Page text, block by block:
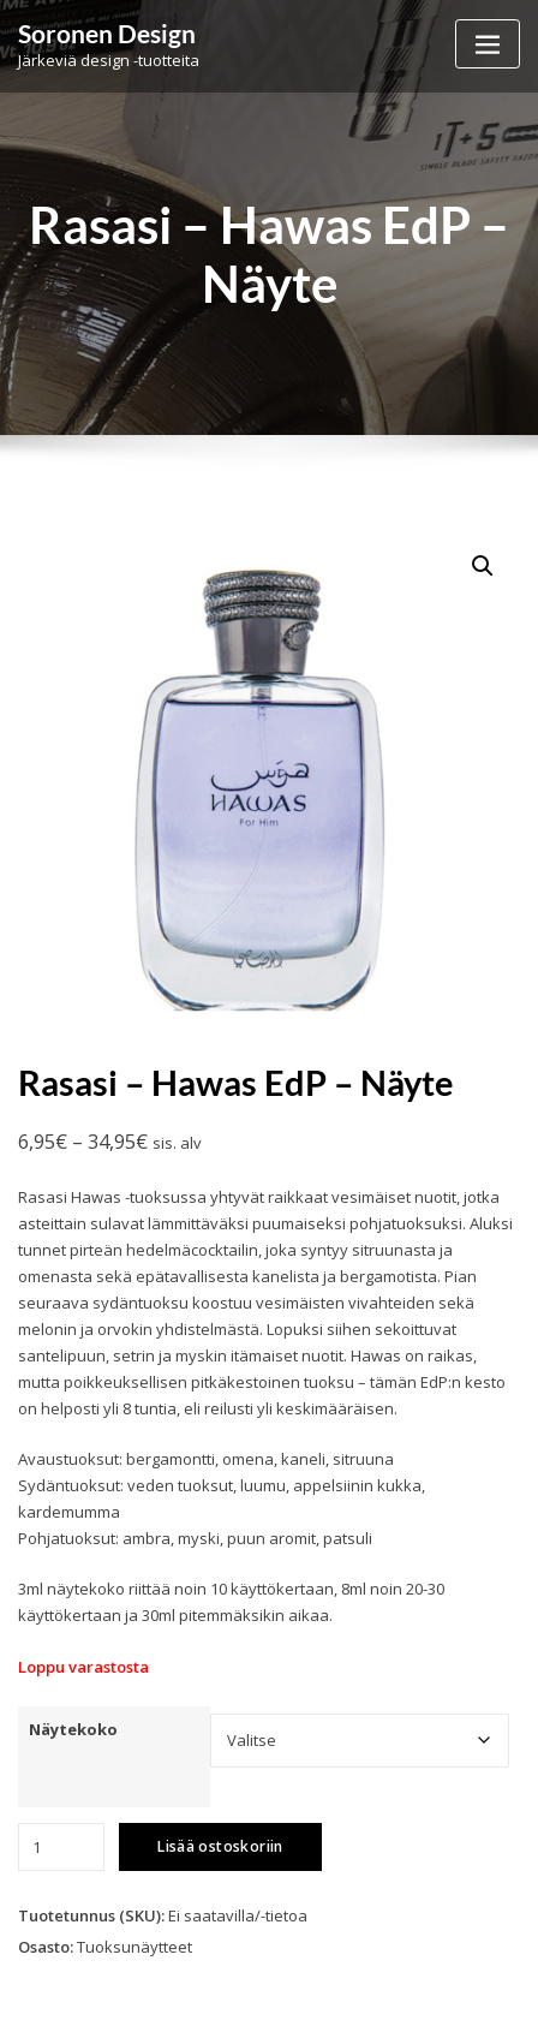
Skip
to
content
Soronen Design
Järkeviä design -tuotteita
Rasasi – Hawas EdP –
Näyte
Rasasi – Hawas EdP – Näyte
6,95€ – 34,95€Hintaluokka:
-
34,95€
sis. alv
Rasasi Hawas -tuoksussa yhtyvät raikkaat vesimäiset nuotit, jotka
asteittain sulavat lämmittäväksi puumaiseksi pohjatuoksuksi. Aluksi
tunnet pirteän hedelmäcocktailin, joka syntyy sitruunasta ja
omenasta sekä epätavallisesta kanelista ja bergamotista. Pian
seuraava sydäntuoksu koostuu vesimäisten vivahteiden sekä
melonin ja orvokin yhdistelmästä. Lopuksi siihen sekoittuvat
santelipuun, setrin ja myskin itämaiset nuotit. Hawas on raikas,
mutta poikkeuksellisen pitkäkestoinen tuoksu – tämän EdP:n kesto
on helposti yli 8 tuntia, eli reilusti yli keskimääräisen.
Avaustuoksut: bergamontti, omena, kaneli, sitruuna
Sydäntuoksut: veden tuoksut, luumu, appelsiinin kukka,
kardemumma
Pohjatuoksut: ambra, myski, puun aromit, patsuli
3ml näytekoko riittää noin 10 käyttökertaan, 8ml noin 20-30
käyttökertaan ja 30ml pitemmäksikin aikaa.
Loppu varastosta
Näytekoko
EdP
-
Lisää ostoskoriin
Tuotetunnus (SKU):Ei saatavilla/-tietoa
Osasto:Tuoksunäytteet